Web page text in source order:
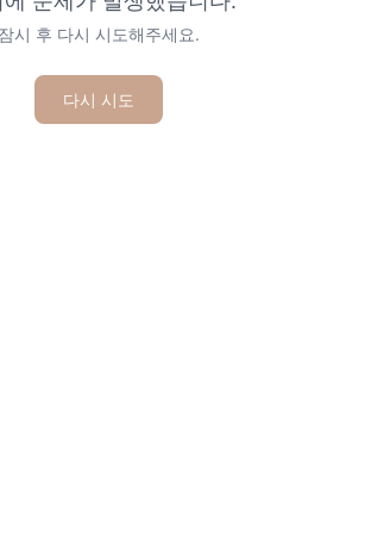
잠시 후 다시 시도해주세요.
다시 시도